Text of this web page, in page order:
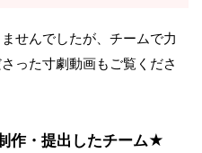
せんでしたが、チームで力
った寸劇動画もご覧くださ
作・提出したチーム★